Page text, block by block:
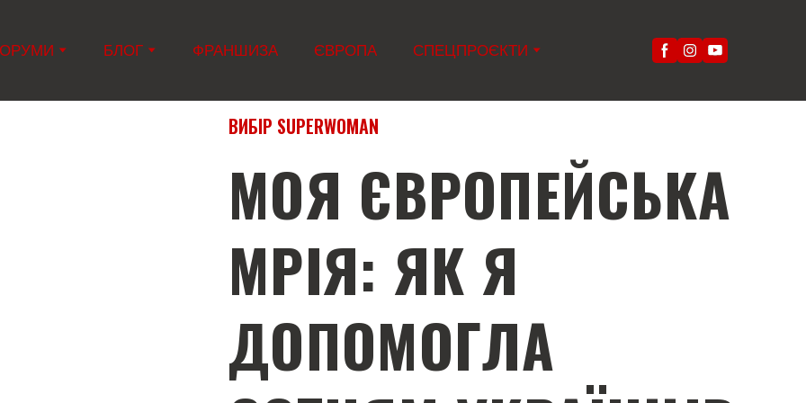
БЛОГ ФРАНШИЗА ЄВРОПА СПЕЦПРОЄКТИ
ВИБІР SUPERWOMAN
МОЯ ЄВРОПЕЙСЬКА
МРІЯ: ЯК Я
ДОПОМОГЛА